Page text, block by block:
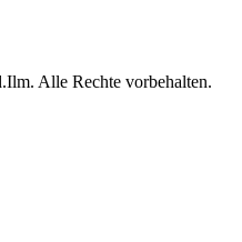
Alle Rechte vorbehalten.